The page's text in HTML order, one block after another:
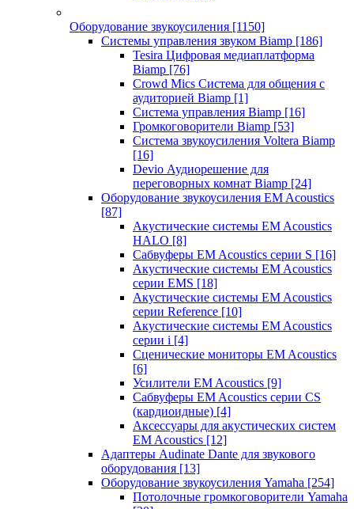
Оборудование звукоусиления [1150]
Системы управления звуком Biamp [186]
Tesira Цифровая медиаплатформа
Biamp [76]
Crowd Mics Система для общения с
аудиторией Biamp [1]
Система управления Biamp [16]
Громкоговорители Biamp [53]
Система звукоусиления Voltera Biamp
[16]
Devio Аудиорешение для
переговорных комнат Biamp [24]
Оборудование звукоусиления EM Acoustics
[87]
Акустические системы EM Acoustics
HALO [8]
Сабвуферы EM Acoustics серии S [16]
Акустические системы EM Acoustics
серии EMS [18]
Акустические системы EM Acoustics
серии Reference [10]
Акустические системы EM Acoustics
серии i [4]
Сценические мониторы EM Acoustics
[6]
Усилители EM Acoustics [9]
Сабвуферы EM Acoustics серии CS
(кардиоидные) [4]
Аксессуары для акустических систем
EM Acoustics [12]
Адаптеры Audinate Dante для звукового
оборудования [13]
Оборудование звукоусиления Yamaha [254]
Потолочные громкоговорители Yamaha